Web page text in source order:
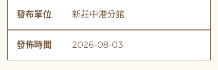
發布單位 新莊中港分館
發佈時間 2026-08-03